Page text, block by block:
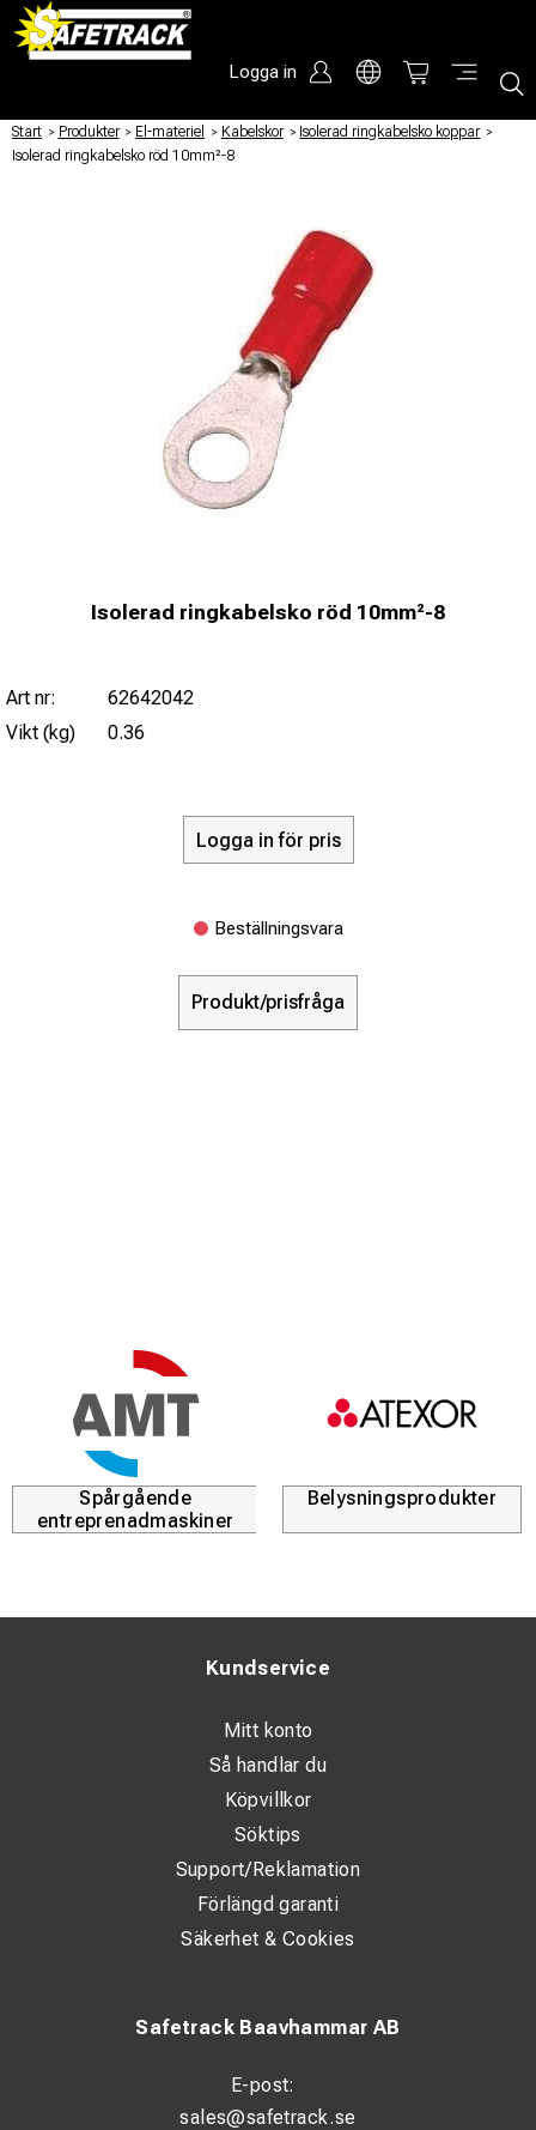
Logga in
Start / Produkter / El-materiel / Kabelskor / Isolerad ringkabelsko koppar /
Isolerad ringkabelsko röd 10mm²-8
Isolerad ringkabelsko röd 10mm²-8
Art nr:
62642042
Vikt (kg)
0.36
Logga in för pris
Beställningsvara
Produkt/prisfråga
Spårgående
entreprenadmaskiner
Belysningsprodukter
Safetrack Baavhammar AB
E-post:
sales@safetrack.se
Kundservice
Mitt konto
Så handlar du
Köpvillkor
Söktips
Support/Reklamation
Förlängd garanti
Säkerhet & Cookies